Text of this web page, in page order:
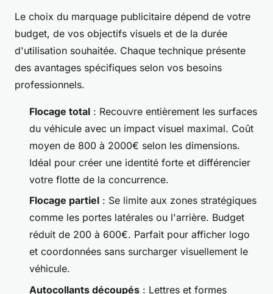
Le choix du marquage publicitaire dépend de votre
budget, de vos objectifs visuels et de la durée
d'utilisation souhaitée. Chaque technique présente
des avantages spécifiques selon vos besoins
professionnels.
Flocage total : Recouvre entièrement les surfaces
du véhicule avec un impact visuel maximal. Coût
moyen de 800 à 2000€ selon les dimensions.
Idéal pour créer une identité forte et différencier
votre flotte de la concurrence.
Flocage partiel : Se limite aux zones stratégiques
comme les portes latérales ou l'arrière. Budget
réduit de 200 à 600€. Parfait pour afficher logo
et coordonnées sans surcharger visuellement le
véhicule.
Autocollants découpés : Lettres et formes